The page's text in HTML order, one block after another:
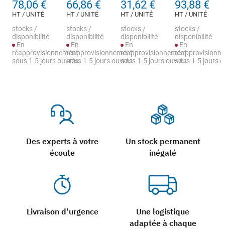
Des experts à votre
écoute
Un stock permanent
inégalé
Livraison d’urgence
Une logistique
adaptée à chaque
78,06 €
HT / UNITÉ
stocks /
disponibilité
En
réapprovisionnement
sous 1-5 jours ouvrés
66,86 €
HT / UNITÉ
stocks /
disponibilité
En
réapprovisionnement
sous 1-5 jours ouvrés
31,62 €
HT / UNITÉ
stocks /
disponibilité
En
réapprovisionnement
sous 1-5 jours ouvrés
93,88 €
HT / UNITÉ
stocks /
disponibilité
En
sous 1-5 jours